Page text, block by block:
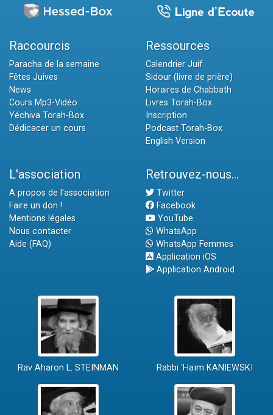
Raccourcis
Paracha de la semaine
Fêtes Juives
News
Cours Mp3-Vidéo
Yéchiva Torah-Box
Dédicacer un cours
Ressources
Calendrier Juif
Sidour (livre de prière)
Horaires de Chabbath
Livres Torah-Box
Inscription
Podcast Torah-Box
English Version
L'association
A propos de l'association
Faire un don !
Mentions légales
Nous contacter
Aide (FAQ)
Retrouvez-nous...
Twitter
Facebook
YouTube
WhatsApp
WhatsApp Femmes
Application iOS
Application Android
Rav Aharon L. STEINMAN Rabbi 'Haïm KANIEWSKI